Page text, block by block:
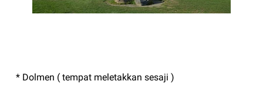
* Dolmen ( tempat meletakkan sesaji )